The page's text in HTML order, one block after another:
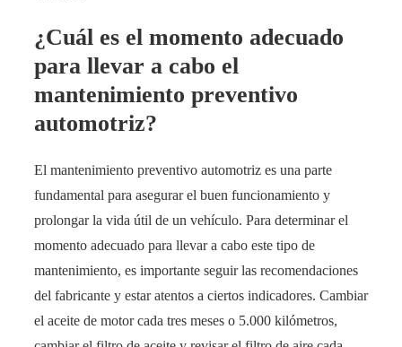
¿Cuál es el momento adecuado
para llevar a cabo el
mantenimiento preventivo
automotriz?
El mantenimiento preventivo automotriz es una parte
fundamental para asegurar el buen funcionamiento y
prolongar la vida útil de un vehículo. Para determinar el
momento adecuado para llevar a cabo este tipo de
mantenimiento, es importante seguir las recomendaciones
del fabricante y estar atentos a ciertos indicadores. Cambiar
el aceite de motor cada tres meses o 5.000 kilómetros,